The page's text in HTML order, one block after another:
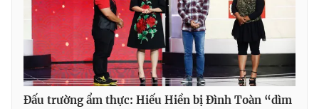
Đấu trường ẩm thực: Hiếu Hiền bị Đình Toàn “dìm